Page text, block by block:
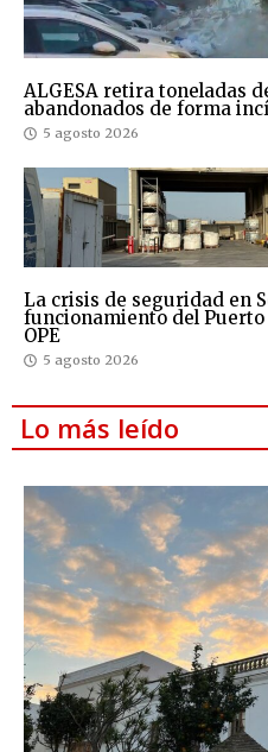
ALGESA retira toneladas
abandonados de forma
5 agosto 2026
La crisis de seguridad en
funcionamiento del
OPE
5 agosto 2026
Lo más leído